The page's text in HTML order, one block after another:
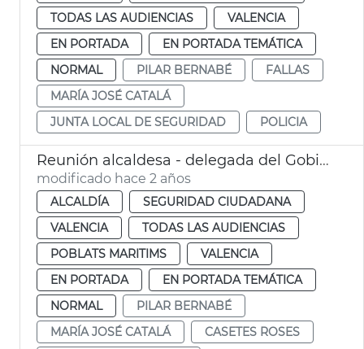
TODAS LAS AUDIENCIAS
VALENCIA
EN PORTADA
EN PORTADA TEMÁTICA
NORMAL
PILAR BERNABÉ
FALLAS
MARÍA JOSÉ CATALÁ
JUNTA LOCAL DE SEGURIDAD
POLICIA
Reunión alcaldesa - delegada del Gobierno
modificado hace 2 años
ALCALDÍA
SEGURIDAD CIUDADANA
VALENCIA
TODAS LAS AUDIENCIAS
POBLATS MARITIMS
VALENCIA
EN PORTADA
EN PORTADA TEMÁTICA
NORMAL
PILAR BERNABÉ
MARÍA JOSÉ CATALÁ
CASETES ROSES